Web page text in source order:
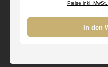
Preise inkl.
In den